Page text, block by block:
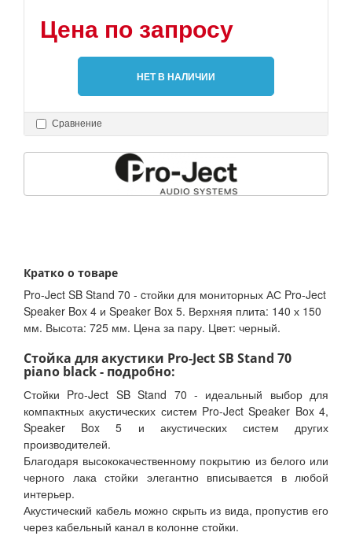
Цена по запросу
НЕТ В НАЛИЧИИ
Сравнение
Кратко о товаре
Pro-Ject SB Stand 70 - cтойки для мониторных АС Pro-Ject
Speaker Box 4 и Speaker Box 5. Верхняя плита: 140 х 150
мм. Высота: 725 мм. Цена за пару. Цвет: черный.
Стойка для акустики Pro-Ject SB Stand 70
piano black - подробно:
Стойки Pro-Ject SB Stand 70 - идеальный выбор для
компактных акустических систем Pro-Ject Speaker Box 4,
Speaker Box 5 и акустических систем других
производителей.
Благодаря высококачественному покрытию из белого или
черного лака стойки элегантно вписывается в любой
интерьер.
Акустический кабель можно скрыть из вида, пропустив его
через кабельный канал в колонне стойки.